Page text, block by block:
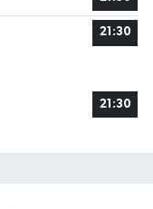
21:30
21:30